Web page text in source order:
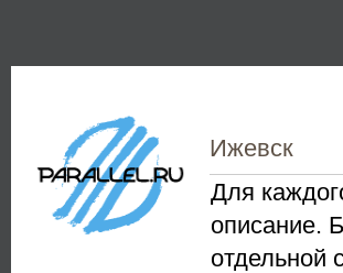
Информационно-
аналитический
центр по
параллельным
вычислениям
Ижевск
Для
описание.
отдельной